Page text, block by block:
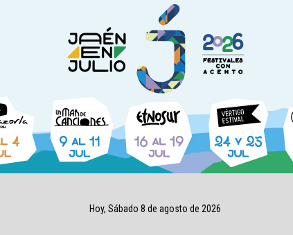
Hoy, Sábado 8 de agosto de 2026